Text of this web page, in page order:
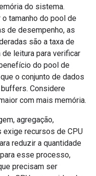
do sistema.
tamanho do pool de
de desempenho, as
são a taxa de
leitura para verificar
do pool de
o conjunto de dados
Considere
com mais memória.
agregação,
recursos de CPU
reduzir a quantidade
esse processo,
precisam ser